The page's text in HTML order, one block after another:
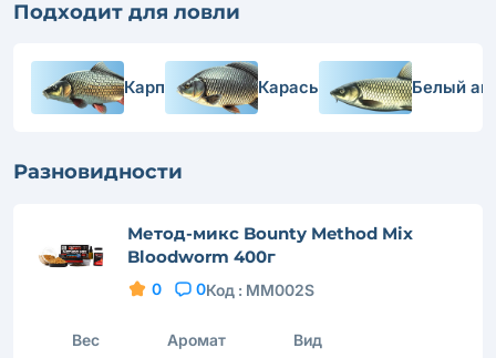
Подходит для ловли
Карп Карась Белый
Разновидности
Метод-микс Bounty Method Mix
Bloodworm 400г
0 0Код : MM002S
Вес Аромат Вид